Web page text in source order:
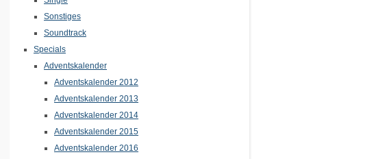
Sonstiges
Soundtrack
Specials
Adventskalender
Adventskalender 2012
Adventskalender 2013
Adventskalender 2014
Adventskalender 2015
Adventskalender 2016